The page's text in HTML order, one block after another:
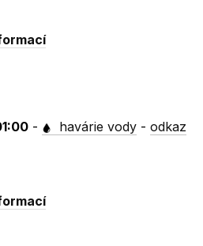
- havárie vody -odkaz